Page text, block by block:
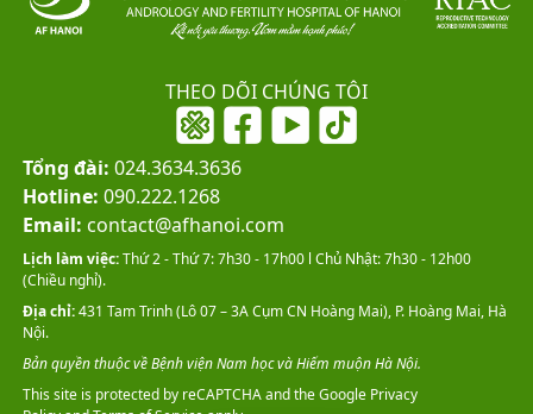
THEO DÕI CHÚNG TÔI
Tổng đài: 024.3634.3636
Hotline: 090.222.1268
Email: contact@afhanoi.com
This site is protected by reCAPTCHA and the GooglePrivacy
Lịch làm việc:Thứ 2 - Thứ 7: 7h30 - 17h00 l Chủ Nhật: 7h30 - 12h00
(Chiều nghỉ).
Địa chỉ:431 Tam Trinh (Lô 07 – 3A Cụm CN Hoàng Mai), P. Hoàng Mai, Hà
Nội.
Bản quyền thuộc về Bệnh viện Nam học và Hiếm muộn Hà Nội.